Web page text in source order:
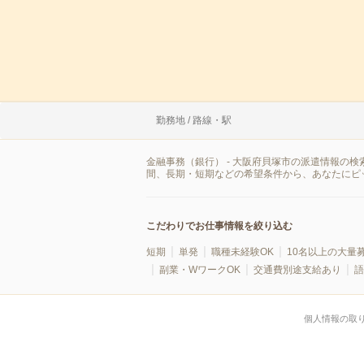
勤務地 / 路線・駅
金融事務（銀行） - 大阪府貝塚市の派遣情報の
間、長期・短期などの希望条件から、あなたに
こだわりでお仕事情報を絞り込む
短期 単発 職種未経験OK 10名以上の大量
副業・WワークOK
交通費別途支給あり
個人情報の取